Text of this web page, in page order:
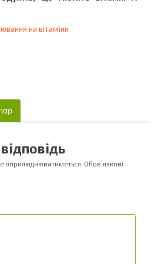
на вітаміни
оприлюднюватиметься. Обов’язкові